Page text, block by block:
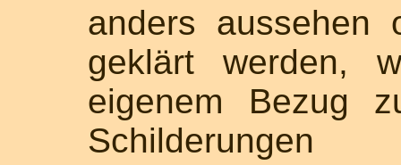
anders aussehen
geklärt werden,
eigenem Bezug